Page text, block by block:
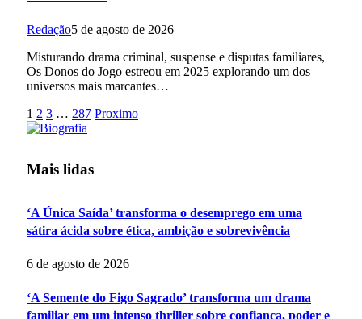
Redação5 de agosto de 2026
Misturando drama criminal, suspense e disputas familiares,
Os Donos do Jogo estreou em 2025 explorando um dos
universos mais marcantes…
1 2 3 … 287 Proximo
Mais lidas
‘A Única Saída’ transforma o desemprego em uma
sátira ácida sobre ética, ambição e sobrevivência
6 de agosto de 2026
‘A Semente do Figo Sagrado’ transforma um drama
familiar em um intenso thriller sobre confiança, poder e